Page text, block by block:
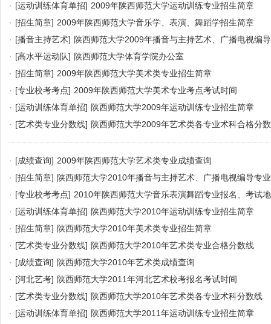
· [运动训练体育单招] 2009年陕西师范大学运动训练专业招生简章
· [招生简章] 2009年陕西师范大学音乐学、表演、舞蹈学招生简章
· [播音主持艺术] 陕西师范大学2009年播音与主持艺术、广播电视编
· [高水平运动队] 陕西师范大学体育学院办公室
· [招生简章] 2009年陕西师范大学美术类专业招生简章
· [专业校考考点] 2009年陕西师范大学美术专业考点考试时间
· [运动训练体育单招] 陕西师范大学2009年运动训练专业招生简章
· [艺术类专业分数线] 陕西师范大学2009年艺术类各专业术科合格分
· [成绩查询] 2009年陕西师范大学艺术类专业成绩查询
· [招生简章] 陕西师范大学2010年播音与主持艺术、广播电视编导专
· [专业校考考点] 2010年陕西师范大学音乐表演舞蹈专业报名、考试
· [运动训练体育单招] 陕西师范大学2010年运动训练专业招生简章
· [招生简章] 陕西师范大学2010年美术类专业招生简章
· [艺术类专业分数线] 陕西师范大学2010年艺术类专业合格分数线
· [成绩查询] 陕西师范大学2010年艺术类成绩查询
· [河北艺考] 陕西师范大学2011年河北艺术校考报名考试时间
· [艺术类专业分数线] 陕西师范大学2010年艺术类各专业术科分数线
· [运动训练体育单招] 陕西师范大学2011年运动训练专业招生简章